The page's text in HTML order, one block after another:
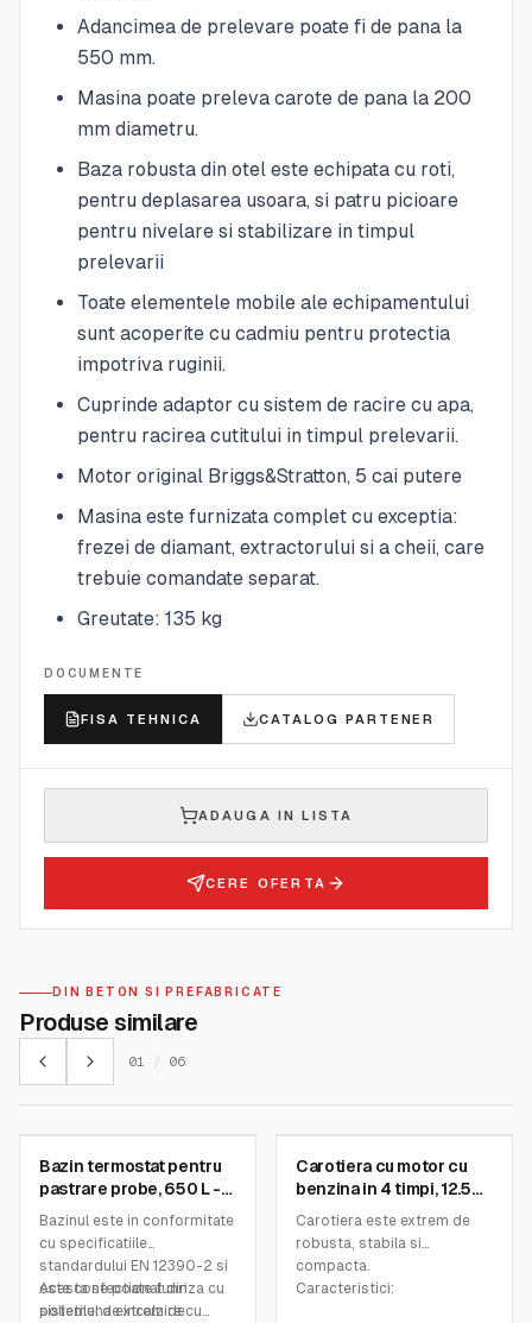
Adancimea de prelevare poate fi de pana la
550 mm.
Masina poate preleva carote de pana la 200
mm diametru.
Baza robusta din otel este echipata cu roti,
pentru deplasarea usoara, si patru picioare
pentru nivelare si stabilizare in timpul
prelevarii
Toate elementele mobile ale echipamentului
sunt acoperite cu cadmiu pentru protectia
impotriva ruginii.
Cuprinde adaptor cu sistem de racire cu apa,
pentru racirea cutitului in timpul prelevarii.
Motor original Briggs&Stratton, 5 cai putere
Masina este furnizata complet cu exceptia:
frezei de diamant, extractorului si a cheii, care
trebuie comandate separat.
Greutate: 135 kg
DOCUMENTE
FISA TEHNICA CATALOG PARTENER
ADAUGA IN LISTA
CERE OFERTA
DIN BETON SI PREFABRICATE
Produse similare
01 / 06
SKU:C302 KIT
Bazin termostat pentru
pastrare probe, 650 L -
Matest
Bazinul este in conformitate
cu specificatiile
standardului EN 12390-2 si
este confectionat din
polietilena extrem de
Acesta se poate funriza cu
sistemul de incalzire cu
SKU:C319-02
Carotiera cu motor cu
benzina in 4 timpi, 12.5
cp - Matest
Carotiera este extrem de
robusta, stabila si
compacta.
Caracteristici: